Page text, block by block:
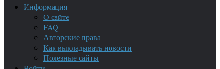
Информация
О сайте
FAQ
Авторские права
Как выкладывать новости
Полезные сайты